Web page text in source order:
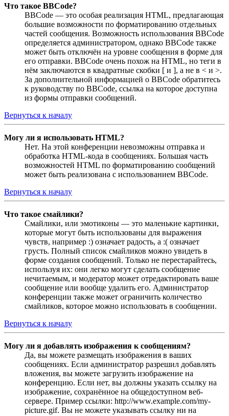
Что такое BBCode?
BBCode — это особая реализация HTML, предлагающая
большие возможности по форматированию отдельных
частей сообщения. Возможность использования BBCode
определяется администратором, однако BBCode также
может быть отключён на уровне сообщения в форме для
его отправки. BBCode очень похож на HTML, но теги в
нём заключаются в квадратные скобки [ и ], а не в < и >.
За дополнительной информацией о BBCode обратитесь
к руководству по BBCode, ссылка на которое доступна
из формы отправки сообщений.
Вернуться к началу
Могу ли я использовать HTML?
Нет. На этой конференции невозможны отправка и
обработка HTML-кода в сообщениях. Большая часть
возможностей HTML по форматированию сообщений
может быть реализована с использованием BBCode.
Вернуться к началу
Что такое смайлики?
Смайлики, или эмотиконы — это маленькие картинки,
которые могут быть использованы для выражения
чувств, например :) означает радость, а :( означает
грусть. Полный список смайликов можно увидеть в
форме создания сообщений. Только не перестарайтесь,
используя их: они легко могут сделать сообщение
нечитаемым, и модератор может отредактировать ваше
сообщение или вообще удалить его. Администратор
конференции также может ограничить количество
смайликов, которое можно использовать в сообщении.
Вернуться к началу
Могу ли я добавлять изображения к сообщениям?
Да, вы можете размещать изображения в ваших
сообщениях. Если администратор разрешил добавлять
вложения, вы можете загрузить изображение на
конференцию. Если нет, вы должны указать ссылку на
изображение, сохранённое на общедоступном веб-
сервере. Пример ссылки: http://www.example.com/my-
picture.gif. Вы не можете указывать ссылку ни на